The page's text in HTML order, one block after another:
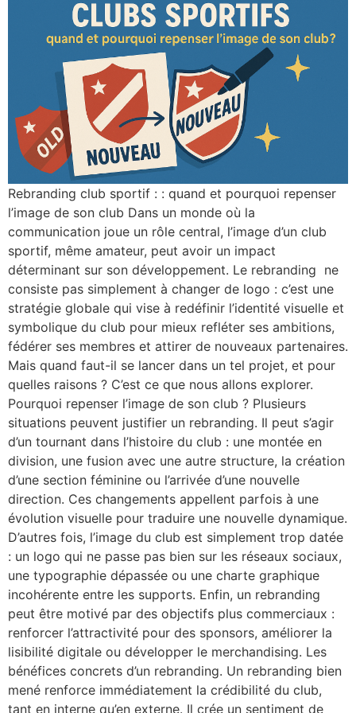
Rebranding club sportif : : quand et pourquoi repenser
l’image de son club Dans un monde où la
communication joue un rôle central, l’image d’un club
sportif, même amateur, peut avoir un impact
déterminant sur son développement. Le rebranding ne
consiste pas simplement à changer de logo : c’est une
stratégie globale qui vise à redéfinir l’identité visuelle et
symbolique du club pour mieux refléter ses ambitions,
fédérer ses membres et attirer de nouveaux partenaires.
Mais quand faut-il se lancer dans un tel projet, et pour
quelles raisons ? C’est ce que nous allons explorer.
Pourquoi repenser l’image de son club ? Plusieurs
situations peuvent justifier un rebranding. Il peut s’agir
d’un tournant dans l’histoire du club : une montée en
division, une fusion avec une autre structure, la création
d’une section féminine ou l’arrivée d’une nouvelle
direction. Ces changements appellent parfois à une
évolution visuelle pour traduire une nouvelle dynamique.
D’autres fois, l’image du club est simplement trop datée
: un logo qui ne passe pas bien sur les réseaux sociaux,
une typographie dépassée ou une charte graphique
incohérente entre les supports. Enfin, un rebranding
peut être motivé par des objectifs plus commerciaux :
renforcer l’attractivité pour des sponsors, améliorer la
lisibilité digitale ou développer le merchandising. Les
bénéfices concrets d’un rebranding. Un rebranding bien
mené renforce immédiatement la crédibilité du club,
tant en interne qu’en externe. Il crée un sentiment de